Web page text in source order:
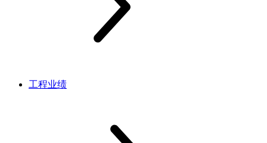
工程业绩